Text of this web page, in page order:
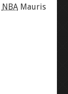
NBAMauris